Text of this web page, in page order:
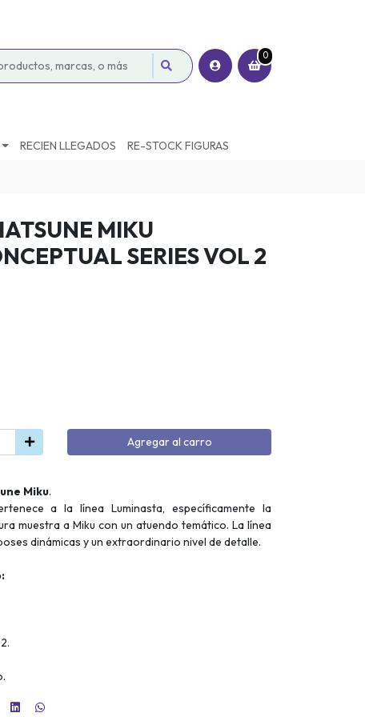
0
RECIEN LLEGADOS RE-STOCK FIGURAS
MIKU
SERIES VOL 2
Agregar al carro
Miku.
a la línea Luminasta, específicamente la
muestra a Miku con un atuendo temático. La línea
dinámicas y un extraordinario nivel de detalle.